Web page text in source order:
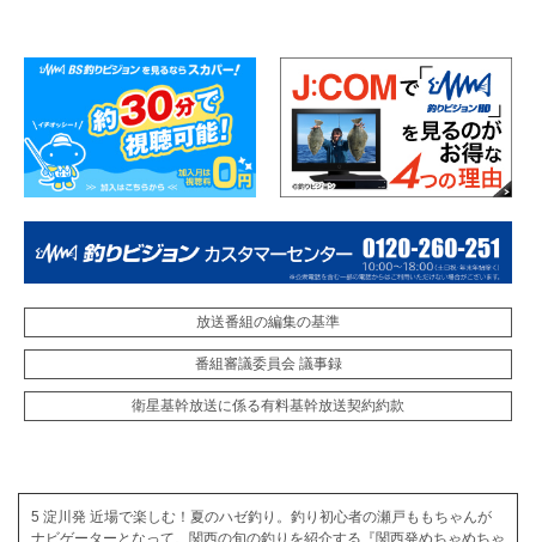
放送番組の編集の基準
番組審議委員会 議事録
衛星基幹放送に係る有料基幹放送契約約款
5 淀川発 近場で楽しむ！夏のハゼ釣り。釣り初心者の瀬戸ももちゃんが
ナビゲーターとなって、関西の旬の釣りを紹介する『関西発めちゃめちゃ